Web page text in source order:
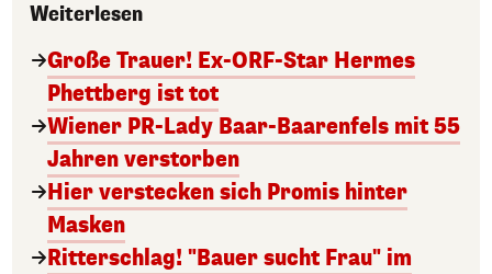
Weiterlesen
Große Trauer! Ex-ORF-Star Hermes
Phettberg ist tot
Wiener PR-Lady Baar-Baarenfels mit 55
Jahren verstorben
Hier verstecken sich Promis hinter
Masken
Ritterschlag! "Bauer sucht Frau" im